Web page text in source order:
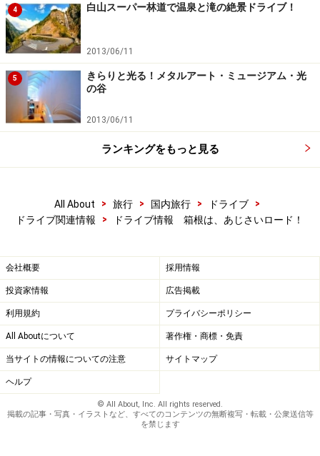
4 白山スーパー林道で温泉と滝の絶景ドライブ！
2013/06/11
5
きらりと光る！メタルアート・ミュージアム・光
の谷
2013/06/11
ランキングをもっと見る
All About > 旅行 > 国内旅行 > ドライブ
>
ドライブ関連情報
> ドライブ情報 箱根は、あじさいロード！
会社概要 採用情報
投資家情報 広告掲載
利用規約 プライバシーポリシー
All Aboutについて 著作権・商標・免責
当サイトの情報についての注意 サイトマップ
ヘルプ
© All About, Inc. All rights reserved.
掲載の記事・写真・イラストなど、すべてのコンテンツの無断複写・転載・公衆送信等
を禁じます